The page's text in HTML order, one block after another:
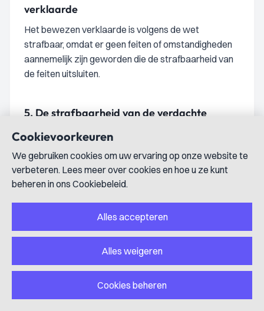
verklaarde
Het bewezen verklaarde is volgens de wet
strafbaar, omdat er geen feiten of omstandigheden
aannemelijk zijn geworden die de strafbaarheid van
de feiten uitsluiten.
5. De strafbaarheid van de verdachte
De verdachte is eveneens strafbaar, omdat er geen
die zijn strafbaarheid uitsluiten.
6.De strafoplegging
De vordering van de officier van justitie
De officier van justitie heeft gevorderd dat de
verdachte wordt veroordeeld tot een
gevangenisstraf voor de duur van 18 maanden, met
aftrek van de tijd in voorarrest doorgebracht,
Cookievoorkeuren
We gebruiken cookies om uw ervaring op onze website te
verbeteren. Lees meer over cookies en hoe u ze kunt
beheren in ons Cookiebeleid.
Alles accepteren
Alles weigeren
Cookies beheren